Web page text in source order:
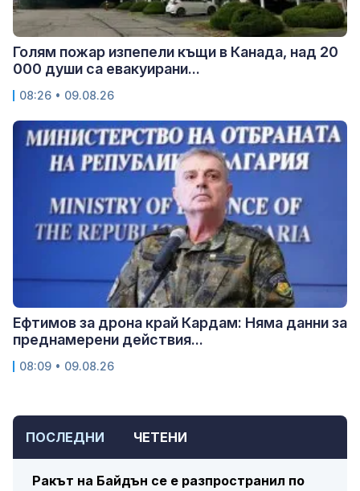
ПОСЛЕДНИ ЧЕТЕНИ
Ракът на Байдън се е разпространил по
Голям пожар изпепели къщи в Канада, над 20
000 души са евакуирани...
08:26 • 09.08.26
Ефтимов за дрона край Кардам: Няма данни за
преднамерени действия...
08:09 • 09.08.26